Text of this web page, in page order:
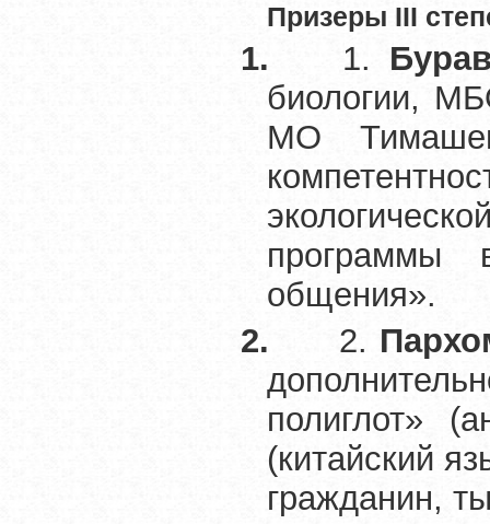
Призеры III
1. 1.
биологии,
МО
программы
общения».
2. 2.
полиглот»
(китайский
гражданин,